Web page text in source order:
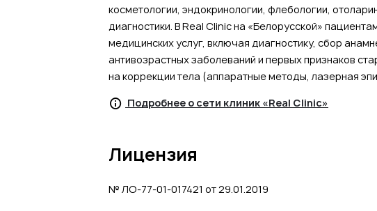
косметологии, эндокринологии, флебологии,
диагностики. В Real Clinic на «Белорусской»
медицинских услуг, включая диагностику, сбор
антивозрастных заболеваний и первых признаков
на коррекции тела (аппаратные методы, лазерная
Подробнее о сети клиник «Real Clinic»
Лицензия
№ ЛО-77-01-017421 от 29.01.2019